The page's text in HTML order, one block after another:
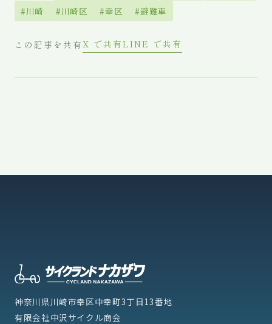
#川崎
#川崎区 #幸区 #避難車
この記事を共有X で共有LINE で共有
神奈川県川崎市幸区中幸町3丁目13番地
有限会社中沢サイクル商会